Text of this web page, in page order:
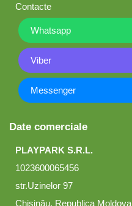
Contacte
Whatsapp
Viber
Messenger
Date comerciale
PLAYPARK S.R.L.
1023600065456
str.Uzinelor 97
Chișinău, Republica Moldova